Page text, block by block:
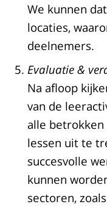
We kunnen
locaties,
deelnemers.
Evaluatie &
Na afloop
van de
alle
lessen uit te
succesvolle
kunnen
sectoren,